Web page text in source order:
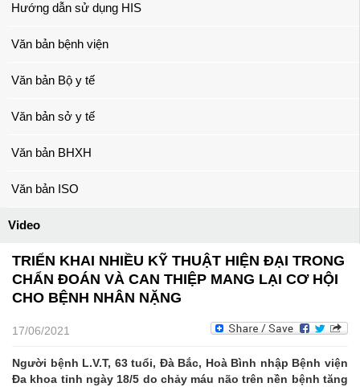
Hướng dẫn sử dụng HIS
Văn bản bệnh viện
Văn bản Bộ y tế
Văn bản sở y tế
Văn bản BHXH
Văn bản ISO
Video
TRIỂN KHAI NHIỀU KỸ THUẬT HIỆN ĐẠI TRONG
CHẨN ĐOÁN VÀ CAN THIỆP MANG LẠI CƠ HỘI
CHO BỆNH NHÂN NẶNG
17/06/2021
Người bệnh L.V.T, 63 tuổi, Đà Bắc, Hoà Bình nhập Bệnh viện
Đa khoa tỉnh ngày 18/5 do chảy máu não trên nền bệnh tăng